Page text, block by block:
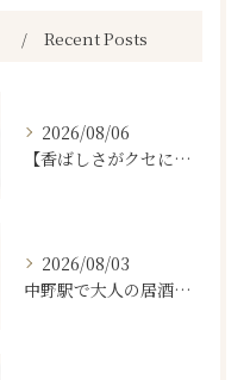
Recent Posts
2026/08/06
【香ばしさがクセになる。
2026/08/03
中野駅で大人の居酒屋をお探しならぜひワラテルへ！